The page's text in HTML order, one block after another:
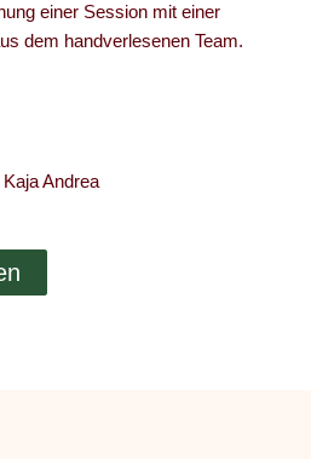
einer Session mit einer
dem handverlesenen Team.
Andrea